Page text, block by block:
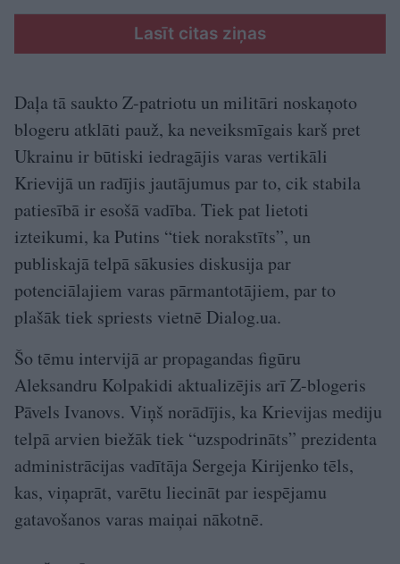
Lasīt citas ziņas
Daļa tā saukto Z-patriotu un militāri noskaņoto
blogeru atklāti pauž, ka neveiksmīgais karš pret
Ukrainu ir būtiski iedragājis varas vertikāli
Krievijā un radījis jautājumus par to, cik stabila
patiesībā ir esošā vadība. Tiek pat lietoti
izteikumi, ka Putins “tiek norakstīts”, un
publiskajā telpā sākusies diskusija par
potenciālajiem varas pārmantotājiem, par to
plašāk tiek spriests vietnē Dialog.ua.
Šo tēmu intervijā ar propagandas figūru
Aleksandru Kolpakidi aktualizējis arī Z-blogeris
Pāvels Ivanovs. Viņš norādījis, ka Krievijas mediju
telpā arvien biežāk tiek “uzspodrināts” prezidenta
administrācijas vadītāja Sergeja Kirijenko tēls,
kas, viņaprāt, varētu liecināt par iespējamu
gatavošanos varas maiņai nākotnē.